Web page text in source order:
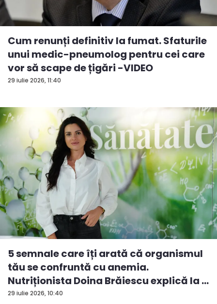
29 iulie 2026, 11:40
Cum renunți definitiv la fumat. Sfaturile
unui medic-pneumolog pentru cei care
vor să scape de țigări -VIDEO
29 iulie 2026, 10:40
5 semnale care îți arată că organismul
tău se confruntă cu anemia.
Nutriționista Doina Brăiescu explică la ...